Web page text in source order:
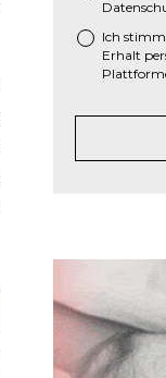
Ich
Erhalt